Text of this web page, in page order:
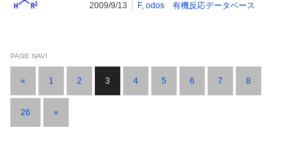
2009/9/13 F, odos 有機反応データベース
PAGE NAVI
« 1 2 3 4 5 6 7 8
26 »